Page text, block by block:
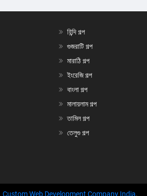
হিন্দি গল্প
গুজরাটি গল্প
মারাঠি গল্প
ইংরেজি গল্প
বাংলা গল্প
মালায়লাম গল্প
তামিল গল্প
তেলুগু গল্প
Custom Web Development Company India.